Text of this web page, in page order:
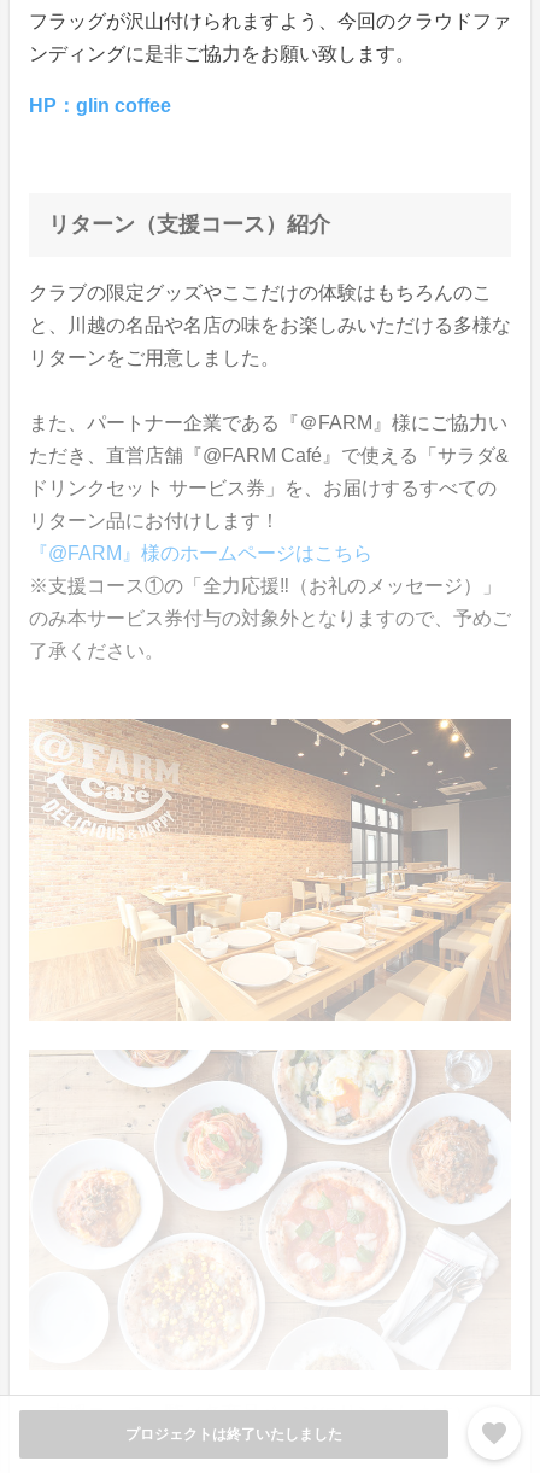
プロジェクトは終了いたしました favorite
フラッグが沢山付けられますよう、今回のクラウドファ
ンディングに是非ご協力をお願い致します。
HP：glin coffee
リターン（支援コース）紹介
クラブの限定グッズやここだけの体験はもちろんのこ
と、川越の名品や名店の味をお楽しみいただける多様な
リターンをご用意しました。
また、パートナー企業である『＠FARM』様にご協力い
ただき、直営店舗『@FARM Café』で使える「サラダ&
ドリンクセット サービス券」を、お届けするすべての
リターン品にお付けします！
『@FARM』様のホームページはこちら
※支援コース①の「全力応援‼︎（お礼のメッセージ）」
のみ本サービス券付与の対象外となりますので、予めご
了承ください。
支援コース一覧（各商品ページにリンクします）
０．【『すき鍋 鳥もと』で使えるお食事券1,000円分】